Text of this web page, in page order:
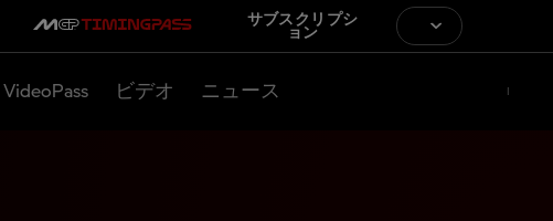
サブスクリプシ
ョン
VideoPass ビデオ ニュース